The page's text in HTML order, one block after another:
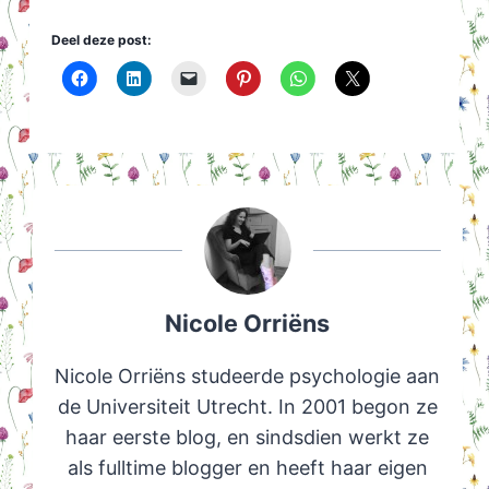
Deel deze post:
Nicole Orriëns
Nicole Orriëns studeerde psychologie aan
de Universiteit Utrecht. In 2001 begon ze
haar eerste blog, en sindsdien werkt ze
als fulltime blogger en heeft haar eigen